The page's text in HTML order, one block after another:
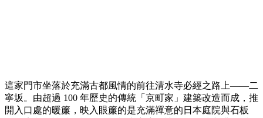
這家門市坐落於充滿古都風情的前往清水寺必經之路上——二
寧坂。由超過 100 年歷史的傳統「京町家」建築改造而成，推
開入口處的暖簾，映入眼簾的是充滿禪意的日本庭院與石板